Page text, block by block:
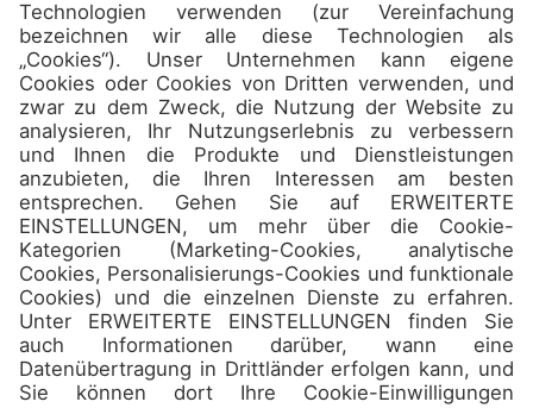
Camps
Über uns
Kontakt
Teilnehmen